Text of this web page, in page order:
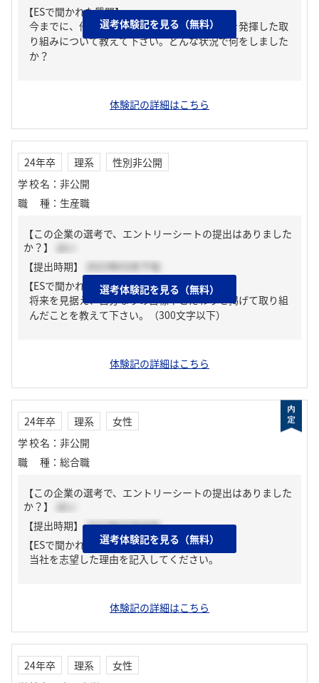
【ESで聞かれた質問】
今までに、他者を巻き込んでリーダーシップを発揮した取
り組みについて教えて下さい。どんな状況で何をしました
か？
体験記の詳細はこちら
選考体験記を見る（無料）
24年卒 理系
性別非公開
学校名 ： 非公開
職種 ： 生産職
【この企業の選考で、エントリーシートの提出はありました
か？】
はい
【提出時期】
2023年03月下旬
【ESで聞かれた質問】
将来を見据え、自分なりの目標やこだわりを掲げて取り組
んだことを教えて下さい。（300文字以下）
体験記の詳細はこちら
選考体験記を見る（無料）
24年卒 理系
女性
学校名 ： 非公開
職種 ： 総合職
【この企業の選考で、エントリーシートの提出はありました
か？】
はい
【提出時期】 2023年03月中旬
【ESで聞かれた質問】
当社を志望した理由を記入してください。
体験記の詳細はこちら
選考体験記を見る（無料）
24年卒 理系
女性